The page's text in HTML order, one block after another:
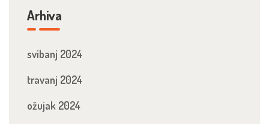
Arhiva
svibanj 2024
travanj 2024
ožujak 2024